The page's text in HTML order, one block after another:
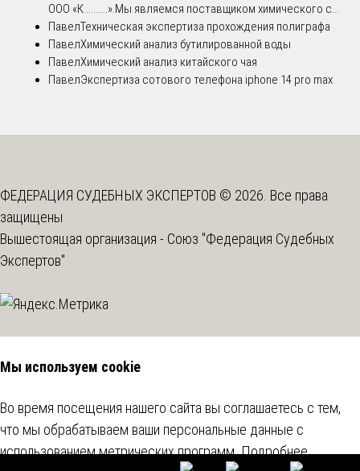
ООО «К..........».Мы являемся поставщиком химического с...
ПавелТехническая экспертиза прохождения полиграфа
ПавелХимический анализ бутилированной воды
ПавелХимический анализ китайского чая
ПавелЭкспертиза сотового телефона iphone 14 pro max
ФЕДЕРАЦИЯ СУДЕБНЫХ ЭКСПЕРТОВ © 2026. Все права
защищены
Вышестоящая организация - Союз "Федерация Судебных
Экспертов"
Мы используем cookie
Во время посещения нашего сайта вы соглашаетесь с тем,
что мы обрабатываем ваши персональные данные с
использованием метрических программ.Подробнее